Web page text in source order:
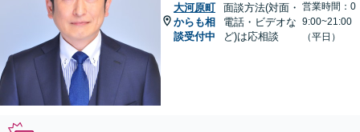
大河原町
からも相
談受付中
面談方法(対面・
電話・ビデオな
ど)は応相談
営業時間：0
9:00~21:00
（平日）